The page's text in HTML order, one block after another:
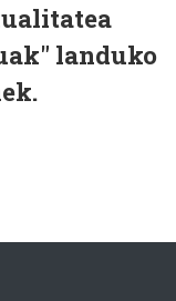
landuko